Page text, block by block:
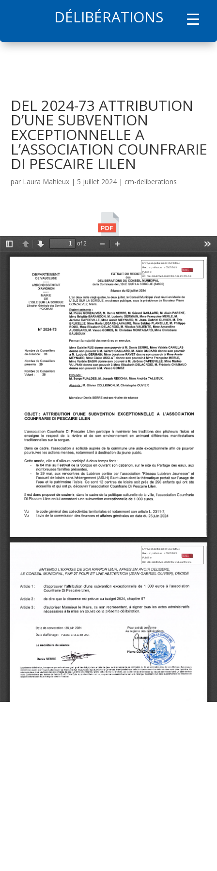
DÉLIBÉRATIONS
DEL 2024-73 ATTRIBUTION
D’UNE SUBVENTION
EXCEPTIONNELLE A
L’ASSOCIATION COUNFRARIE
DI PESCAIRE LILEN
par Laura Mahieux | 5 juillet 2024 | cm-deliberations